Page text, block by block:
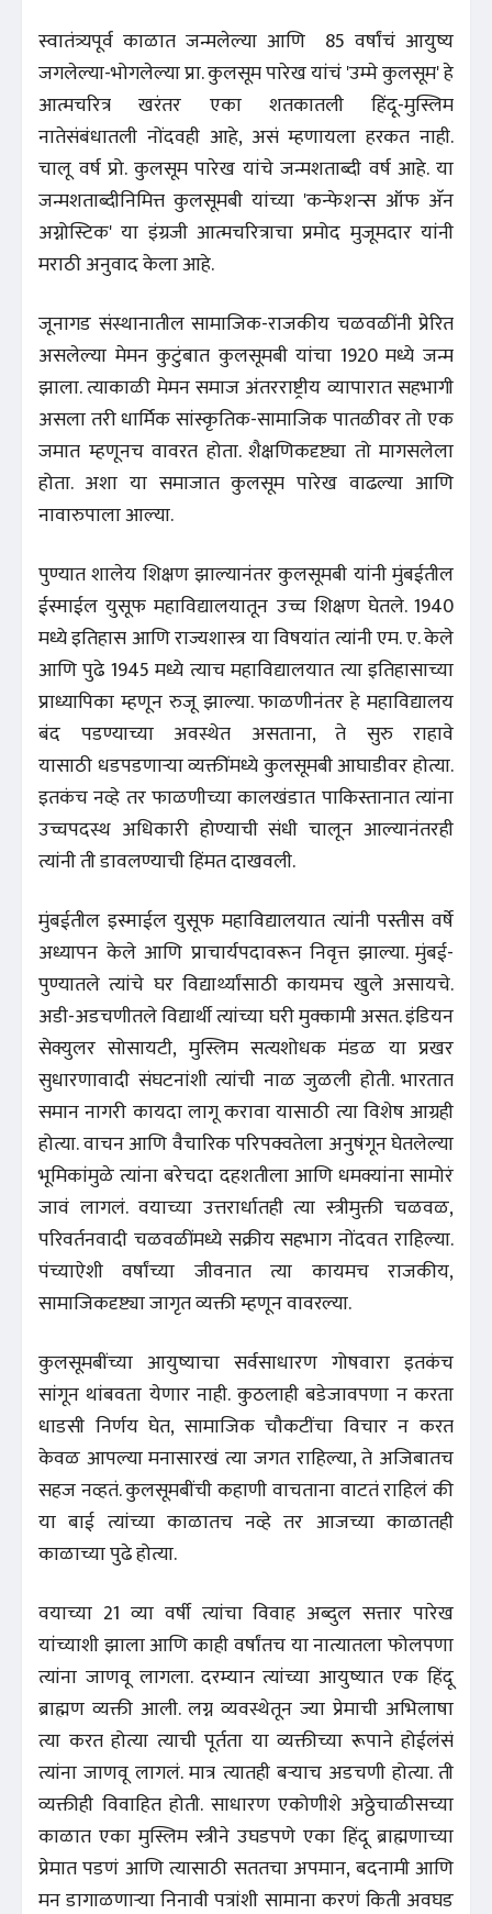
स्वातंत्र्यपूर्व काळात जन्मलेल्या आणि 85 वर्षांचं आयुष्य
जगलेल्या-भोगलेल्या प्रा. कुलसूम पारेख यांचं 'उम्मे कुलसूम' हे
आत्मचरित्र खरंतर एका शतकातली हिंदू-मुस्लिम
नातेसंबंधातली नोंदवही आहे, असं म्हणायला हरकत नाही.
चालू वर्ष प्रो. कुलसूम पारेख यांचे जन्मशताब्दी वर्ष आहे. या
जन्मशताब्दीनिमित्त कुलसूमबी यांच्या 'कन्फेशन्स ऑफ अ‍ॅन
अग्नोस्टिक' या इंग्रजी आत्मचरित्राचा प्रमोद मुजूमदार यांनी
मराठी अनुवाद केला आहे.
जूनागड संस्थानातील सामाजिक-राजकीय चळवळींनी प्रेरित
असलेल्या मेमन कुटुंबात कुलसूमबी यांचा 1920 मध्ये जन्म
झाला. त्याकाळी मेमन समाज अंतरराष्ट्रीय व्यापारात सहभागी
असला तरी धार्मिक सांस्कृतिक-सामाजिक पातळीवर तो एक
जमात म्हणूनच वावरत होता. शैक्षणिकदृष्ट्या तो मागसलेला
होता. अशा या समाजात कुलसूम पारेख वाढल्या आणि
नावारुपाला आल्या.
पुण्यात शालेय शिक्षण झाल्यानंतर कुलसूमबी यांनी मुंबईतील
ईस्माईल युसूफ महाविद्यालयातून उच्च शिक्षण घेतले. 1940
मध्ये इतिहास आणि राज्यशास्त्र या विषयांत त्यांनी एम. ए. केले
आणि पुढे 1945 मध्ये त्याच महाविद्यालयात त्या इतिहासाच्या
प्राध्यापिका म्हणून रुजू झाल्या. फाळणीनंतर हे महाविद्यालय
बंद पडण्याच्या अवस्थेत असताना, ते सुरु राहावे
यासाठी धडपडणाऱ्या व्यक्तींमध्ये कुलसूमबी आघाडीवर होत्या.
इतकंच नव्हे तर फाळणीच्या कालखंडात पाकिस्तानात त्यांना
उच्चपदस्थ अधिकारी होण्याची संधी चालून आल्यानंतरही
त्यांनी ती डावलण्याची हिंमत दाखवली.
मुंबईतील इस्माईल युसूफ महाविद्यालयात त्यांनी पस्तीस वर्षे
अध्यापन केले आणि प्राचार्यपदावरून निवृत्त झाल्या. मुंबई-
पुण्यातले त्यांचे घर विद्यार्थ्यांसाठी कायमच खुले असायचे.
अडी-अडचणीतले विद्यार्थी त्यांच्या घरी मुक्कामी असत. इंडियन
सेक्युलर सोसायटी, मुस्लिम सत्यशोधक मंडळ या प्रखर
सुधारणावादी संघटनांशी त्यांची नाळ जुळली होती. भारतात
समान नागरी कायदा लागू करावा यासाठी त्या विशेष आग्रही
होत्या. वाचन आणि वैचारिक परिपक्वतेला अनुषंगून घेतलेल्या
भूमिकांमुळे त्यांना बरेचदा दहशतीला आणि धमक्यांना सामोरं
जावं लागलं. वयाच्या उत्तरार्धातही त्या स्त्रीमुक्ती चळवळ,
परिवर्तनवादी चळवळींमध्ये सक्रीय सहभाग नोंदवत राहिल्या.
पंच्याऐशी वर्षांच्या जीवनात त्या कायमच राजकीय,
सामाजिकदृष्ट्या जागृत व्यक्ती म्हणून वावरल्या.
कुलसूमबींच्या आयुष्याचा सर्वसाधारण गोषवारा इतकंच
सांगून थांबवता येणार नाही. कुठलाही बडेजावपणा न करता
धाडसी निर्णय घेत, सामाजिक चौकटींचा विचार न करत
केवळ आपल्या मनासारखं त्या जगत राहिल्या, ते अजिबातच
सहज नव्हतं. कुलसूमबींची कहाणी वाचताना वाटतं राहिलं की
या बाई त्यांच्या काळातच नव्हे तर आजच्या काळातही
काळाच्या पुढे होत्या.
वयाच्या 21 व्या वर्षी त्यांचा विवाह अब्दुल सत्तार पारेख
यांच्याशी झाला आणि काही वर्षांतच या नात्यातला फोलपणा
त्यांना जाणवू लागला. दरम्यान त्यांच्या आयुष्यात एक हिंदू
ब्राह्मण व्यक्ती आली. लग्न व्यवस्थेतून ज्या प्रेमाची अभिलाषा
त्या करत होत्या त्याची पूर्तता या व्यक्तीच्या रूपाने होईलंसं
त्यांना जाणवू लागलं. मात्र त्यातही बर्‍याच अडचणी होत्या. ती
व्यक्तीही विवाहित होती. साधारण एकोणीशे अठ्ठेचाळीसच्या
काळात एका मुस्लिम स्त्रीने उघडपणे एका हिंदू ब्राह्मणाच्या
प्रेमात पडणं आणि त्यासाठी सततचा अपमान, बदनामी आणि
मन डागाळणार्‍या निनावी पत्रांशी सामाना करणं किती अवघड